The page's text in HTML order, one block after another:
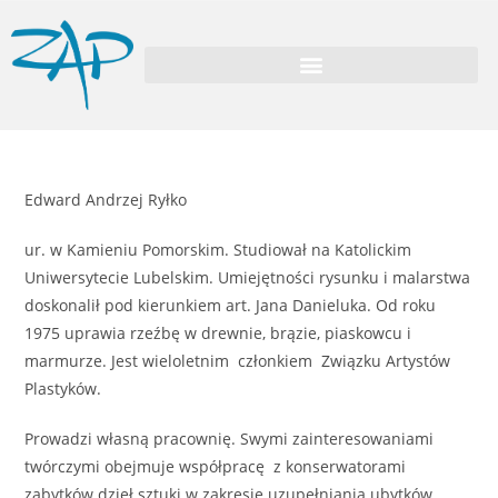
Edward Andrzej Ryłko
ur. w Kamieniu Pomorskim. Studiował na Katolickim
Uniwersytecie Lubelskim. Umiejętności rysunku i malarstwa
doskonalił pod kierunkiem art. Jana Danieluka. Od roku
1975 uprawia rzeźbę w drewnie, brązie, piaskowcu i
marmurze. Jest wieloletnim członkiem Związku Artystów
Plastyków.
Prowadzi własną pracownię. Swymi zainteresowaniami
twórczymi obejmuje współpracę z konserwatorami
zabytków dzieł sztuki w zakresie uzupełniania ubytków,